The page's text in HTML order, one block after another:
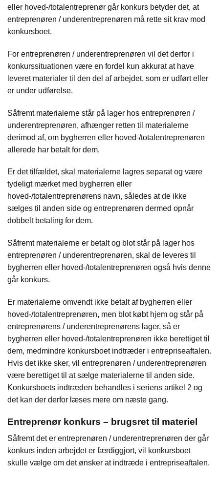
eller hoved-/totalentreprenør går konkurs betyder det, at
entreprenøren / underentreprenøren må rette sit krav mod
konkursboet.
For entreprenøren / underentreprenøren vil det derfor i
konkurssituationen være en fordel kun akkurat at have
leveret materialer til den del af arbejdet, som er udført eller
er under udførelse.
Såfremt materialerne står på lager hos entreprenøren /
underentreprenøren, afhænger retten til materialerne
derimod af, om bygherren eller hoved-/totalentreprenøren
allerede har betalt for dem.
Er det tilfældet, skal materialerne lagres separat og være
tydeligt mærket med bygherren eller
hoved-/totalentreprenørens navn, således at de ikke
sælges til anden side og entreprenøren dermed opnår
dobbelt betaling for dem.
Såfremt materialerne er betalt og blot står på lager hos
entreprenøren / underentreprenøren, skal de leveres til
bygherren eller hoved-/totalentreprenøren også hvis denne
går konkurs.
Er materialerne omvendt ikke betalt af bygherren eller
hoved-/totalentreprenøren, men blot købt hjem og står på
entreprenørens / underentreprenørens lager, så er
bygherren eller hoved-/totalentreprenøren ikke berettiget til
dem, medmindre konkursboet indtræder i entrepriseaftalen.
Hvis det ikke sker, vil entreprenøren / underentreprenøren
være berettiget til at sælge materialerne til anden side.
Konkursboets indtræden behandles i seriens artikel 2 og
det kan der derfor læses mere om næste gang.
Entreprenør konkurs – brugsret til materiel
Såfremt det er entreprenøren / underentreprenøren der går
konkurs inden arbejdet er færdiggjort, vil konkursboet
skulle vælge om det ønsker at indtræde i entrepriseaftalen.